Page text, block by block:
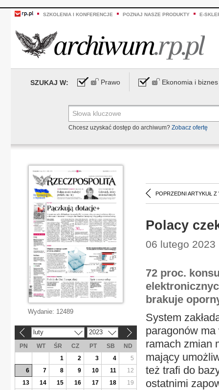
SZKOLENIA I KONFERENCJE POZNAJ NASZE PRODUKTY E-
SZUKAJ W: Prawo Ekonomia i biznes
Chcesz uzyskać dostęp do archiwum? Zobacz ofertę
POPRZEDNI ARTYKUŁ Z
Polacy
06 lutego
72 proc.
brakuje
System
paragonów
ramach zmian
mający
też trafi do
ostatnimi
Wydanie: 12489
luty 2023
PN WT ŚR CZ PT SB
ND
1
2 3 4
5
6
7 8 9 10 11
12
13
14 15 16 17 18
19